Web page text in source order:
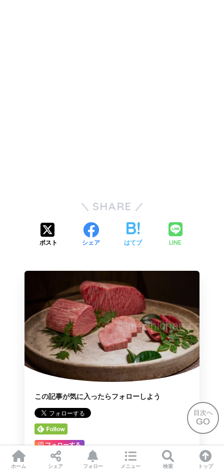
目次へ
GO
SHARE
ポスト シェア はてブ LINE
この記事が気に入ったらフォローしよう
フォローする
ホーム シェア フォロー メニュー 検索 トップ